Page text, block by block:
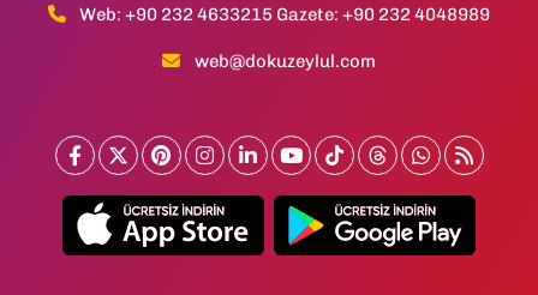
Web: +90 232 4633215 Gazete: +90 232 4048989
web@dokuzeylul.com